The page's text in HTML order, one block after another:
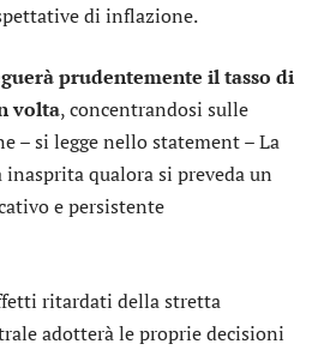
di inflazione.
prudentemente il tasso di
volta, concentrandosi sulle
– si legge nello statement – La
qualora si preveda un
e persistente
ritardati della stretta
adotterà le proprie decisioni